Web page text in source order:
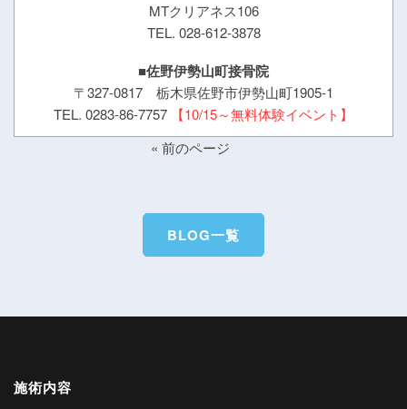
MTクリアネス106
TEL. 028-612-3878
■佐野伊勢山町接骨院
〒327-0817 栃木県佐野市伊勢山町1905-1
TEL. 0283-86-7757
【10/15～無料体験イベント】
« 前のページ
BLOG一覧
施術内容